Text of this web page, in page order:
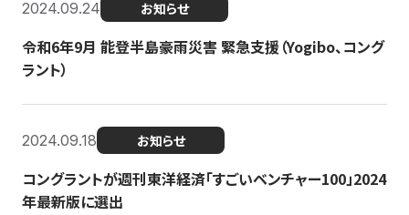
2024.09.24 お知らせ
令和6年9月 能登半島豪雨災害 緊急支援（Yogibo、コング
ラント）
2024.09.18 お知らせ
コングラントが週刊東洋経済「すごいベンチャー100」2024
年最新版に選出